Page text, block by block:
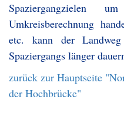
Spaziergangzielen
Umkreisberechnung
etc. kann der
Spaziergangs länger
zurück zur Hauptseite
der Hochbrücke"